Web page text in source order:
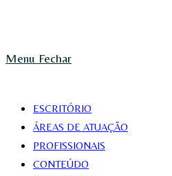
Menu Fechar
ESCRITÓRIO
ÁREAS DE ATUAÇÃO
PROFISSIONAIS
CONTEÚDO